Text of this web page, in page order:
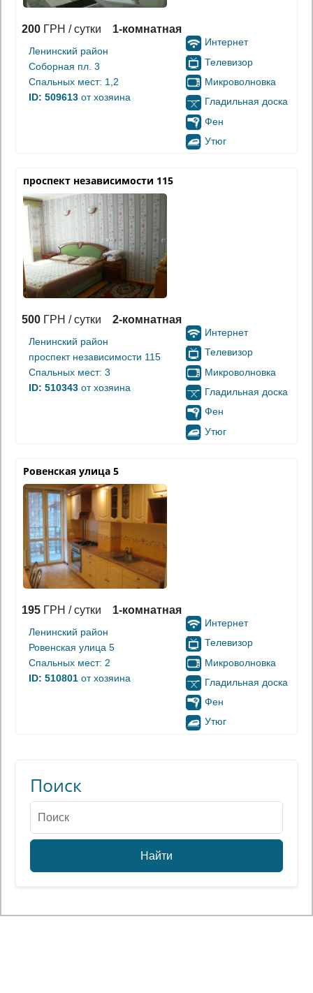
200 ГРН / сутки 1-комнатная
Ленинский район
Соборная пл. 3
Спальных мест: 1,2
ID: 509613 от хозяина
Интернет
Телевизор
Микроволновка
Гладильная доска
Фен
Утюг
проспект независимости 115
500 ГРН / сутки 2-комнатная
Ленинский район
проспект независимости 115
Спальных мест: 3
ID: 510343 от хозяина
Интернет
Телевизор
Микроволновка
Гладильная доска
Фен
Утюг
Ровенская улица 5
195 ГРН / сутки 1-комнатная
Ленинский район
Ровенская улица 5
Спальных мест: 2
ID: 510801 от хозяина
Интернет
Телевизор
Микроволновка
Гладильная доска
Фен
Утюг
Поиск
Найти